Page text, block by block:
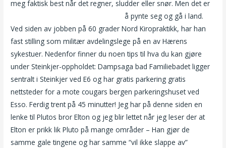
meg faktisk best når det regner, sludder eller snør. Men det er
å pynte seg og gå i land.
Ved siden av jobben på 60 grader Nord Kiropraktikk, har han
fast stilling som militær avdelingslege på en av Hærens
sykestuer. Nedenfor finner du noen tips til hva du kan gjøre
under Steinkjer-oppholdet: Dampsaga bad Familiebadet ligger
sentralt i Steinkjer ved E6 og har gratis parkering gratis
nettsteder for a mote cougars bergen parkeringshuset ved
Esso. Ferdig trent på 45 minutter! Jeg har på denne siden en
lenke til Plutos bror Elton og jeg blir lettet når jeg leser der at
Elton er prikk lik Pluto på mange områder – Han gjør de
samme gale tingene og har samme “vil ikke slappe av”